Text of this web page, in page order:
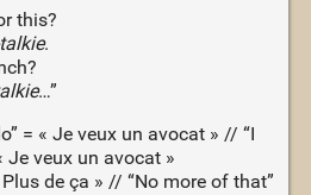
this?
.
…”
= « Je veux un avocat » // “I
Je veux un avocat »
de ça » // “No more of that”